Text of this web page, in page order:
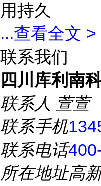
用持久
...查看全文 >
联系我们
四川库利南
联系人 萱萱
联系手机
联系电话
所在地址高